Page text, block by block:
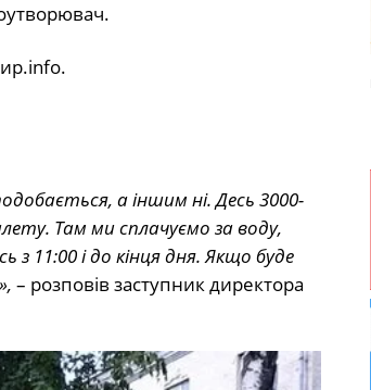
а іншим ні. Десь 3000-
Там ми сплачуємо за воду,
11:00 і до кінця дня. Якщо буде
– розповів заступник директора